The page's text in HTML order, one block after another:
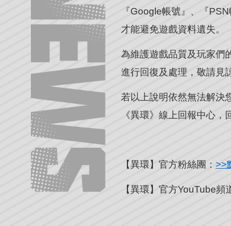
『Google帳號』、『
才能避免遊戲資料遺失。
為維護遊戲品質及玩家們
進行回復及處理，敬請見
若以上說明依然無法解決
《異環》線上回報中心，
【異環】官方粉絲團： >>
【異環】官方YouTube頻